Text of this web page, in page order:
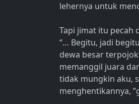
lehernya untuk
Tapi jimat itu pecah
“… Begitu, jadi
dewa besar
memanggil juara
tidak mungkin aku,
menghentikannya,